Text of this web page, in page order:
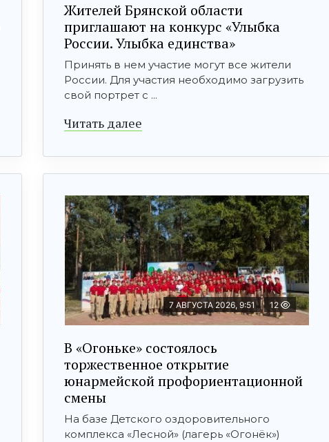
Жителей Брянской области
приглашают на конкурс «Улыбка
России. Улыбка единства»
Принять в нем участие могут все жители
России. Для участия необходимо загрузить
свой портрет с ...
Читать далее
7 АВГУСТА 2026, 9:51 12
В «Огоньке» состоялось
торжественное открытие
юнармейской профориентационной
смены
На базе Детского оздоровительного
комплекса «Лесной» (лагерь «Огонёк»)